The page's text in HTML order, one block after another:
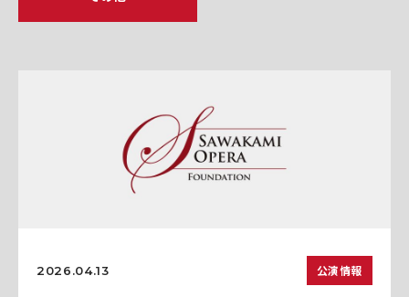
2026.04.13 公演情報